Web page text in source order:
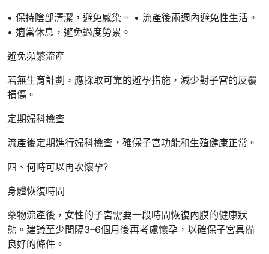
• 保持陰部清潔，避免感染。 • 流產後兩週內避免性生活。
• 適當休息，避免過度勞累。
避免頻繁流產
若無生育計劃，應採取可靠的避孕措施，減少對子宮的反覆
損傷。
定期婦科檢查
流產後定期進行婦科檢查，確保子宮功能和生殖健康正常。
四、何時可以再次懷孕?
身體恢復時間
藥物流產後，女性的子宮需要一段時間恢復內膜的健康狀
態。建議至少間隔3–6個月後再考慮懷孕，以確保子宮具備
良好的條件。